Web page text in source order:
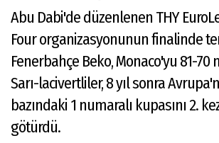
Abu Dabi'de düzenlenen THY
Four organizasyonunun finalinde
Fenerbahçe Beko, Monaco'yu 81-70
Sarı-lacivertliler, 8 yıl sonra
bazındaki 1 numaralı kupasını 2.
götürdü.